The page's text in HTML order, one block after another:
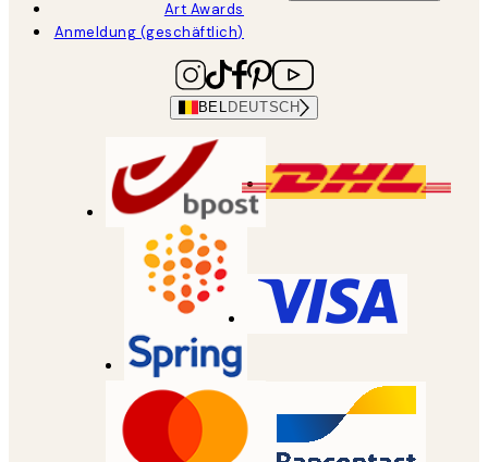
Art Awards
Anmeldung (geschäftlich)
BEL DEUTSCH